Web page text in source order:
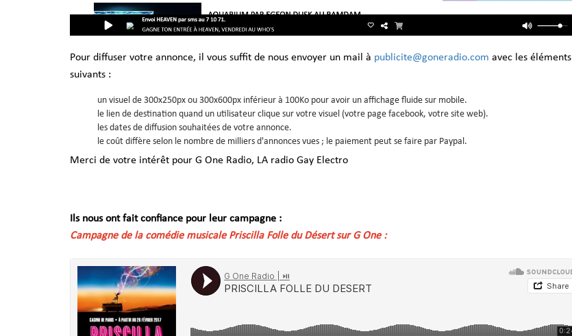
Pour diffuser votre annonce, il vous suffit de nous envoyer un mail à publicite@goneradio.com avec les éléments
suivants :
un visuel de 300x250px ou 300x600px inférieur à 100Ko pour avoir un affichage fluide sur mobile.
le lien de destination quand un utilisateur clique sur votre visuel (votre page facebook, votre site web).
les dates de diffusion souhaitées de votre annonce.
le coût diffère selon le nombre de milliers d'annonces vues ; le paiement peut se faire par Paypal.
Merci de votre intérêt pour G One Radio, LA radio Gay Electro
Ils nous ont fait confiance pour leur campagne :
Campagne de la comédie musicale Priscilla Folle du Désert sur G One :